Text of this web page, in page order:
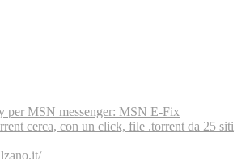
per MSN messenger: MSN E-Fix
cerca, con un click, file .torrent da 25 siti